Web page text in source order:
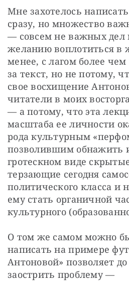
Мне захотелось
сразу, но множество
— совсем не важных дел
желанию воплотиться в
менее, с лагом более чем
за текст, но не потому,
свое восхищение
читатели в моих
— а потому, что эта
масштаба ее личности
рода культурным
позволившим обнажить
гротескном виде
терзающие сегодня
политического класса и
ему стать органичной
культурного
О том же самом можно
написать на примере
Антоновой» позволяет
заострить проблему —